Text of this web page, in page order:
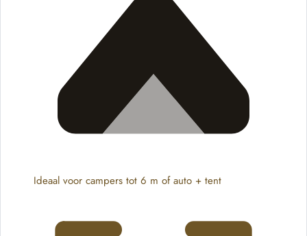
Ideaal voor campers tot 6 m of auto + tent